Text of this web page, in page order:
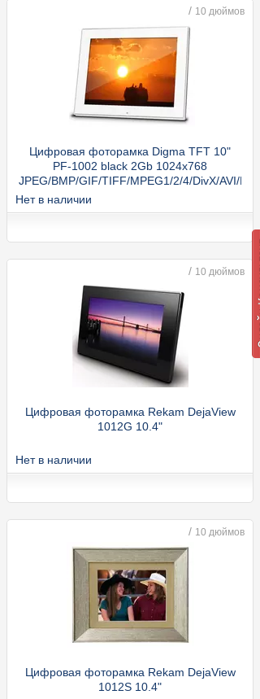
/ 10 дюймов
Цифровая фоторамка Digma TFT 10"
PF-1002 black 2Gb 1024x768
JPEG/BMP/GIF/TIFF/MPEG1/2/4/DivX/AVI/MP3
Нет в наличии
/ 10 дюймов
Цифровая фоторамка Rekam DejaView
1012G 10.4"
Нет в наличии
/ 10 дюймов
Цифровая фоторамка Rekam DejaView
1012S 10.4"